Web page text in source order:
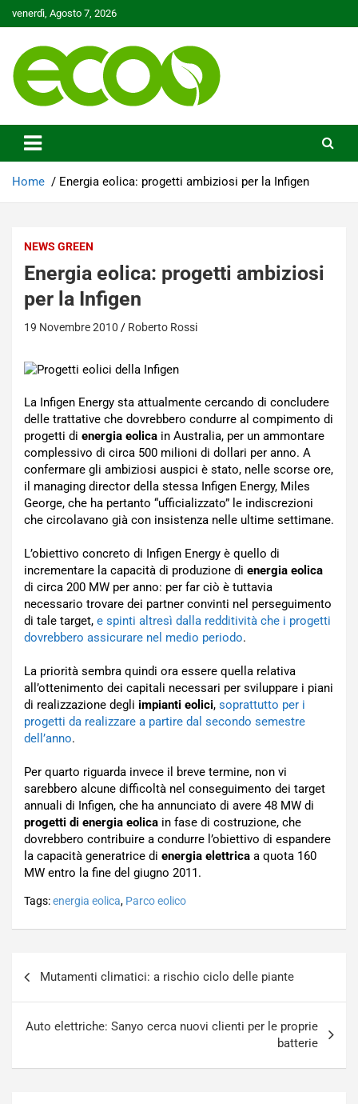
to
venerdì, Agosto 7, 2026
Ecoo.it
Home Energia eolica: progetti ambiziosi per la Infigen
NEWS GREEN
Energia eolica: progetti ambiziosi
per la Infigen
19 Novembre 2010 Roberto Rossi
La Infigen Energy sta attualmente cercando di concludere
delle trattative che dovrebbero condurre al compimento di
progetti di energia eolica in Australia, per un ammontare
complessivo di circa 500 milioni di dollari per anno. A
confermare gli ambiziosi auspici è stato, nelle scorse ore,
il managing director della stessa Infigen Energy, Miles
George, che ha pertanto “ufficializzato” le indiscrezioni
che circolavano già con insistenza nelle ultime settimane.
L’obiettivo concreto di Infigen Energy è quello di
incrementare la capacità di produzione di energia eolica
di circa 200 MW per anno: per far ciò è tuttavia
necessario trovare dei partner convinti nel perseguimento
di tale target, e spinti altresì dalla redditività che i progetti
dovrebbero assicurare nel medio periodo.
La priorità sembra quindi ora essere quella relativa
all’ottenimento dei capitali necessari per sviluppare i piani
di realizzazione degli impianti eolici, soprattutto per i
progetti da realizzare a partire dal secondo semestre
dell’anno.
Per quarto riguarda invece il breve termine, non vi
sarebbero alcune difficoltà nel conseguimento dei target
annuali di Infigen, che ha annunciato di avere 48 MW di
progetti di energia eolica in fase di costruzione, che
dovrebbero contribuire a condurre l’obiettivo di espandere
la capacità generatrice di energia elettrica a quota 160
MW entro la fine del giugno 2011.
Tags:energia eolica, Parco eolico
Mutamenti climatici: a rischio ciclo delle piante
Auto elettriche: Sanyo cerca nuovi clienti per le proprie
batterie